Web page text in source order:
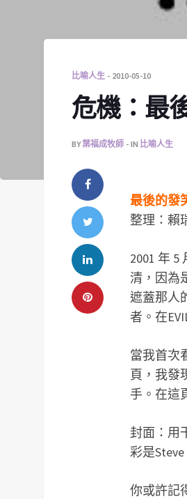
比喻人生 2010-05-10
危機：最
BY葉福成牧師 IN 比喻人生
最後的發
整理：賴
2001 年
清，因為
遮蓋那人
者。在
當我首次
頁，我發
手。在這
封面：用
彩是
你或許記